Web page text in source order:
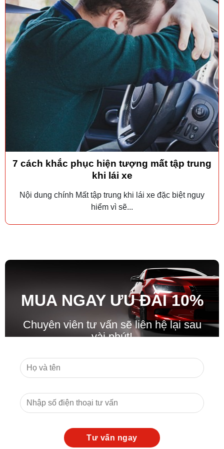
7 cách khắc phục hiện tượng mất tập trung
khi lái xe
Nội dung chính Mất tập trung khi lái xe đặc biệt nguy
hiểm vì sẽ...
MUA NGAY ƯU ĐÃI10%
Chuyên viên tư vấn sẽ liên hệ lại sau
vài phút!